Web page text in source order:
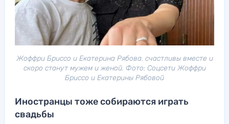
Жоффри Бриссо и Екатерина Рябова. счастливы вместе и
скоро станут мужем и женой. Фото: Соцсети Жоффри
Бриссо и Екатерины Рябовой
Иностранцы тоже собираются играть
свадьбы